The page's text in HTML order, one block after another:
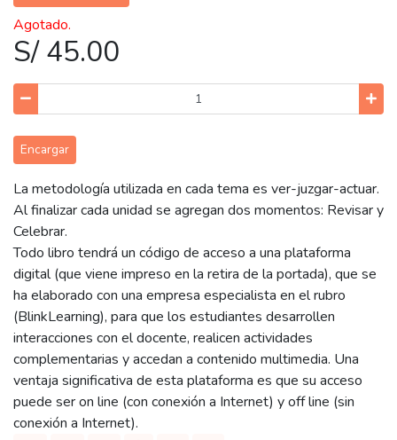
Agotado.
S/ 45.00
Encargar
La metodología utilizada en cada tema es ver-juzgar-actuar.
Al finalizar cada unidad se agregan dos momentos: Revisar y
Celebrar.
Todo libro tendrá un código de acceso a una plataforma
digital (que viene impreso en la retira de la portada), que se
ha elaborado con una empresa especialista en el rubro
(BlinkLearning), para que los estudiantes desarrollen
interacciones con el docente, realicen actividades
complementarias y accedan a contenido multimedia. Una
ventaja significativa de esta plataforma es que su acceso
puede ser on line (con conexión a Internet) y off line (sin
conexión a Internet).